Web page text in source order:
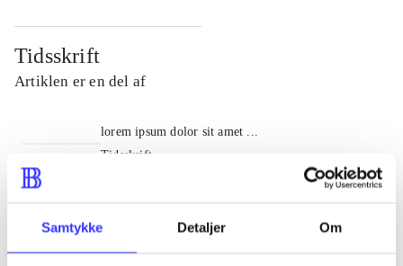
Samtykke Detaljer Om
Tidsskrift
Artiklen er en del af
lorem ipsum dolor sit amet ...
Tidsskrift
Artiklerne i